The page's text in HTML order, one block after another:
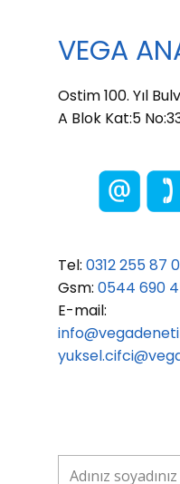
VEGA
Ostim 100. Yıl
A Blok Kat:5
Tel: 0312 255 87
Gsm: 0544 690
E-mail: